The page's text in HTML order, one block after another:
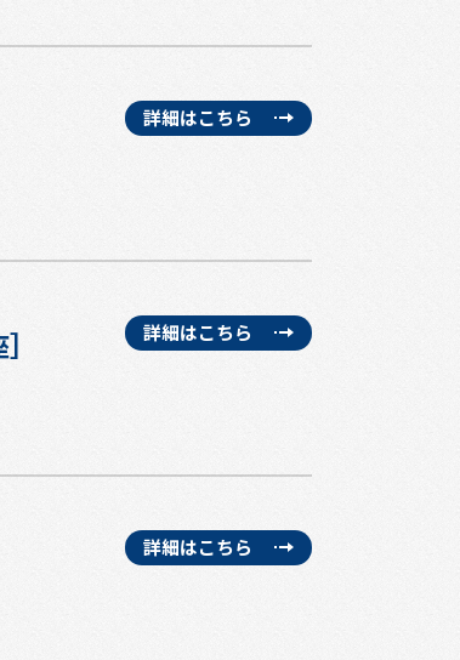
詳細はこちら
詳細はこちら
詳細はこちら